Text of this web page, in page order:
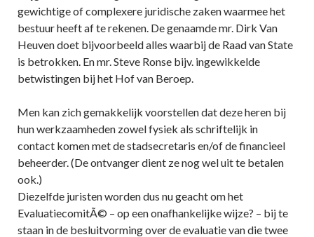
gewichtige of complexere juridische zaken waarmee het
bestuur heeft af te rekenen. De genaamde mr. Dirk Van
Heuven doet bijvoorbeeld alles waarbij de Raad van State
is betrokken. En mr. Steve Ronse bijv. ingewikkelde
betwistingen bij het Hof van Beroep.
Men kan zich gemakkelijk voorstellen dat deze heren bij
hun werkzaamheden zowel fysiek als schriftelijk in
contact komen met de stadsecretaris en/of de financieel
beheerder. (De ontvanger dient ze nog wel uit te betalen
ook.)
Diezelfde juristen worden dus nu geacht om het
EvaluatiecomitÃ© – op een onafhankelijke wijze? – bij te
staan in de besluitvorming over de evaluatie van die twee